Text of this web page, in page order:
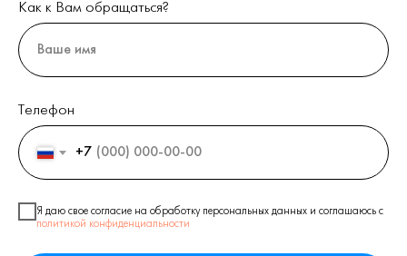
Как к Вам обращаться?
Телефон
+7
Я даю свое согласие на обработку персональных данных и соглашаюсь c
политикой конфиденциальности